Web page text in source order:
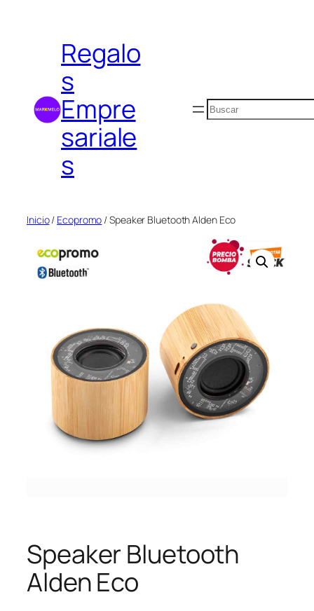
contenidoRegalo
s
Empre
sariale
s
Buscar
Inicio/ Ecopromo / Speaker Bluetooth Alden Eco
Speaker Bluetooth
Alden Eco